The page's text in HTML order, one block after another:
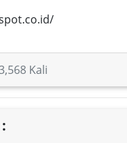
Kali